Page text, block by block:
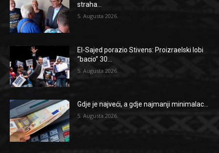
straha...
5. Augusta 2026.
El-Sajed porazio Stivens: Proizraelski lobi
“bacio” 30...
5. Augusta 2026.
Gdje je najveći, a gdje najmanji minimalac...
5. Augusta 2026.